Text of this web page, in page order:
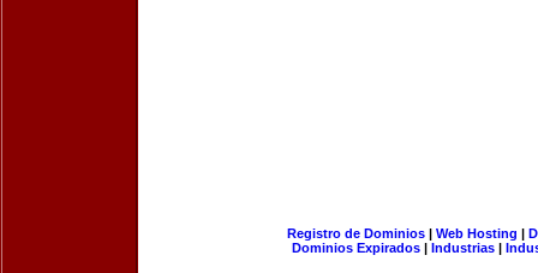
Registro de Dominios| Web Hosting |
Dominios Expirados | Industrias |